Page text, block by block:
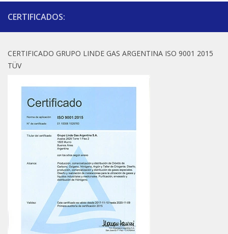
CERTIFICADOS:
CERTIFICADO GRUPO LINDE GAS ARGENTINA ISO 9001 2015
TÜV